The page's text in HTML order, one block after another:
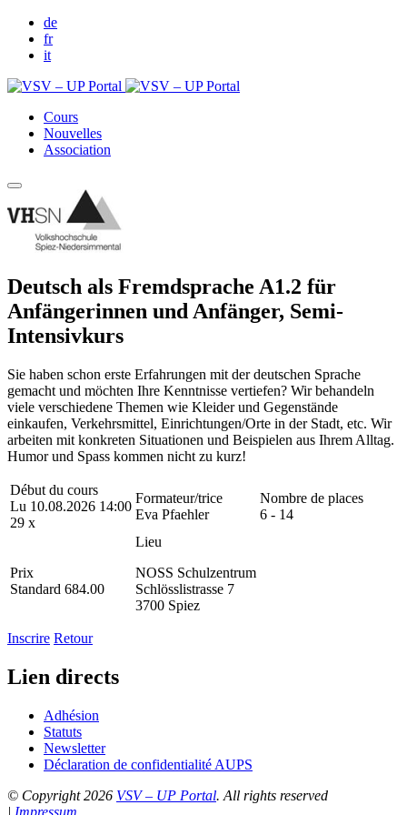
de
fr
it
Cours
Nouvelles
Association
Deutsch als Fremdsprache A1.2 für
Anfängerinnen und Anfänger, Semi-
Intensivkurs
Sie haben schon erste Erfahrungen mit der deutschen Sprache
gemacht und möchten Ihre Kenntnisse vertiefen? Wir behandeln
viele verschiedene Themen wie Kleider und Gegenstände
einkaufen, Verkehrsmittel, Einrichtungen/Orte in der Stadt, etc. Wir
arbeiten mit konkreten Situationen und Beispielen aus Ihrem Alltag.
Humor und Spass kommen nicht zu kurz!
Début du cours
Lu 10.08.2026 14:00
29 x
Formateur/trice
Eva Pfaehler
Nombre de places
6 - 14
Prix
Standard 684.00
Lieu
NOSS Schulzentrum
Schlösslistrasse 7
3700 Spiez
Inscrire Retour
Lien directs
Adhésion
Statuts
Newsletter
Déclaration de confidentialité AUPS
© Copyright 2026 VSV – UP Portal. All rights reserved
| Impressum